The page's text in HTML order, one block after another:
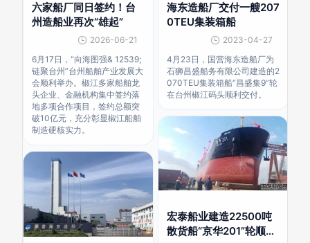
六家船厂同日签约！台
州造船业再次“雄起”
2026-06-21
6月17日，“向海图强& 12539;
链聚台州”台州船舶产业发展大
会顺利举办。椒江多家船舶龙
头企业、金融机构集中签约落
地多项合作项目，签约总额突
破10亿元，充分彰显椒江船舶
制造硬核实力。
海东造船厂交付一艘207
0TEU集装箱船
2023-04-27
4月23日，国营海东造船厂为
石狮昌盛船务有限公司建造的2
070TEU集装箱船“昌盛集9”轮
在台州椒江码头顺利交付。
宏泰船业建造22500吨
散货船“京华201”轮顺利